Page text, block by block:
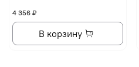
4 356 ₽
В корзину